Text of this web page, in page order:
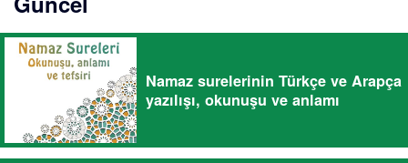
Namaz surelerinin Türkçe ve Arapça
yazılışı, okunuşu ve anlamı